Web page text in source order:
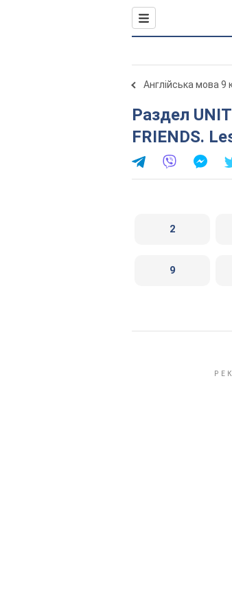
Англійська мова 9
Раздел UNIT 1. MY MAGIC CIRCLE: FAMILY AND
FRIENDS.
2
9